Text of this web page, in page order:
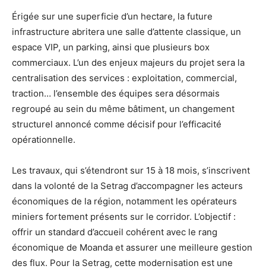
Érigée sur une superficie d’un hectare, la future
infrastructure abritera une salle d’attente classique, un
espace VIP, un parking, ainsi que plusieurs box
commerciaux. L’un des enjeux majeurs du projet sera la
centralisation des services : exploitation, commercial,
traction… l’ensemble des équipes sera désormais
regroupé au sein du même bâtiment, un changement
structurel annoncé comme décisif pour l’efficacité
opérationnelle.
Les travaux, qui s’étendront sur 15 à 18 mois, s’inscrivent
dans la volonté de la Setrag d’accompagner les acteurs
économiques de la région, notamment les opérateurs
miniers fortement présents sur le corridor. L’objectif :
offrir un standard d’accueil cohérent avec le rang
économique de Moanda et assurer une meilleure gestion
des flux. Pour la Setrag, cette modernisation est une